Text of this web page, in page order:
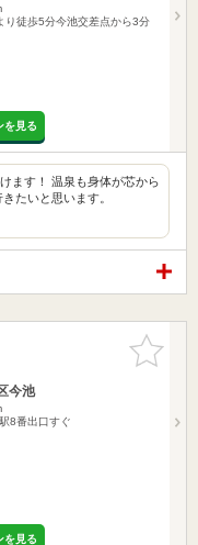
り徒歩5分今池交差点から3分
を見る
ます！ 温泉も身体が芯から
たいと思います。
お気に入
りに追加
今池
8番出口すぐ
を見る